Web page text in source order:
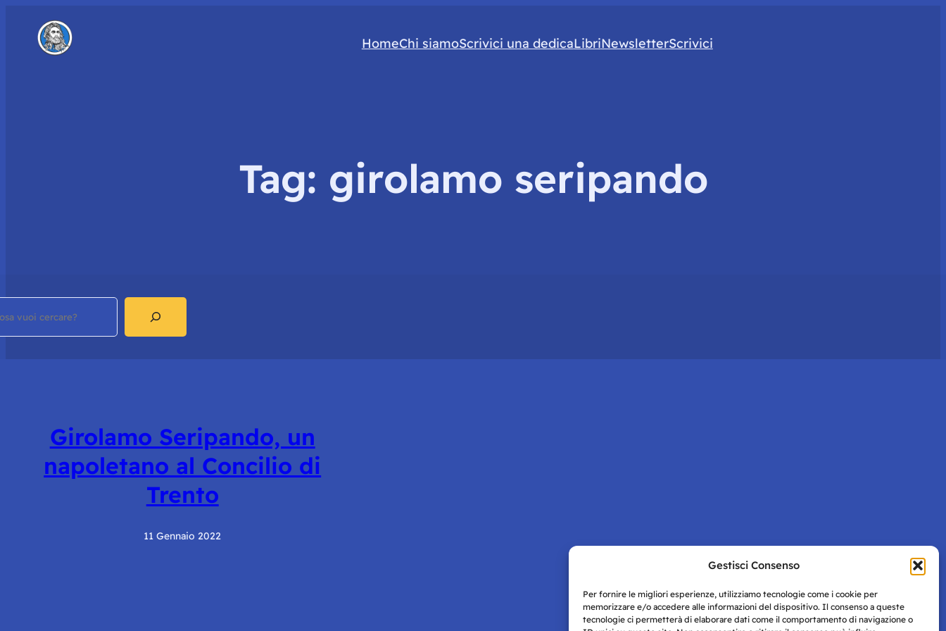
Gestisci Consenso
Per fornire le migliori esperienze, utilizziamo tecnologie come i cookie per
memorizzare e/o accedere alle informazioni del dispositivo. Il consenso a queste
tecnologie ci permetterà di elaborare dati come il comportamento di navigazione o
HomeChi siamoScrivici una dedicaLibriNewsletterScrivici
Tag: girolamo seripando
Girolamo Seripando, un
napoletano al Concilio di
Trento
11 Gennaio 2022